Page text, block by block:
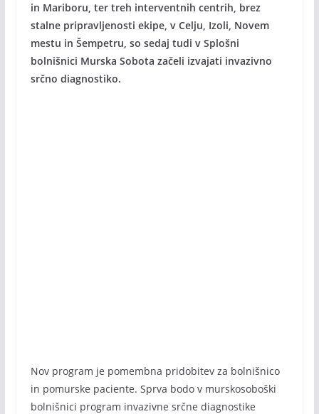
in Mariboru, ter treh interventnih centrih, brez
stalne pripravljenosti ekipe, v Celju, Izoli, Novem
mestu in Šempetru, so sedaj tudi v Splošni
bolnišnici Murska Sobota začeli izvajati invazivno
srčno diagnostiko.
Nov program je pomembna pridobitev za bolnišnico
in pomurske paciente. Sprva bodo v murskosoboški
bolnišnici program invazivne srčne diagnostike